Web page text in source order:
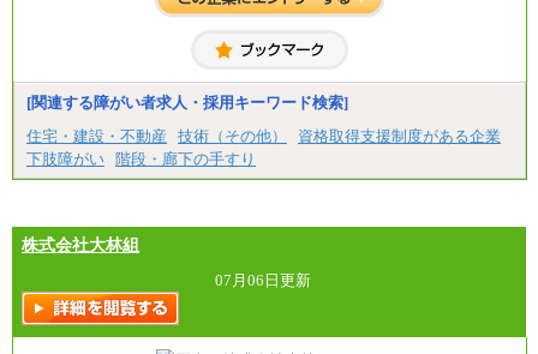
[地域社員]月給295,000円～
【契約社員】月給200,000円～
[関連する障がい者求人・採用キーワード検索]
住宅・建設・不動産
技術（その他）
資格取得支援制度がある企業
下肢障がい 階段・廊下の手すり
株式会社大林組
07月06日更新